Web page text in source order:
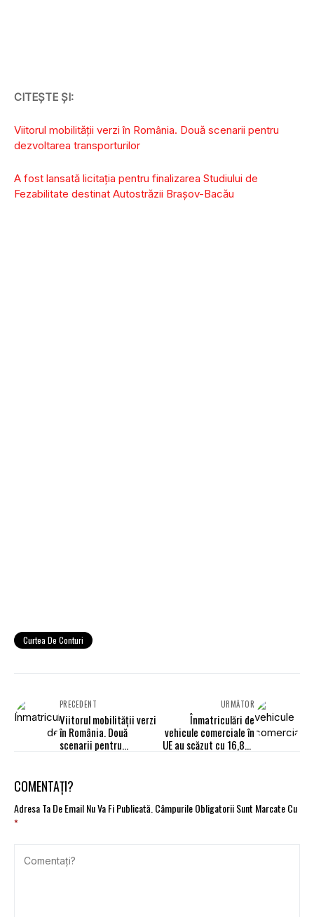
CITEȘTE ȘI:
Viitorul mobilității verzi în România. Două scenarii pentru
dezvoltarea transporturilor
A fost lansată licitația pentru finalizarea Studiului de
Fezabilitate destinat Autostrăzii Brașov-Bacău
Curtea De Conturi
PRECEDENT
Viitorul mobilității verzi
în România. Două
scenarii pentru
URMĂTOR
Înmatriculări de
vehicule comerciale în
UE au scăzut cu 16,8%
COMENTAȚI?
Adresa Ta De Email Nu Va Fi Publicată.Câmpurile Obligatorii Sunt Marcate Cu
*